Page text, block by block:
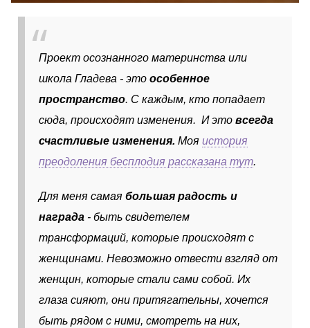
Проект осознанного материнства или
школа Гладева - это особенное
пространство. С каждым, кто попадает
сюда, происходят изменения. И это всегда
счастливые изменения. Моя история
преодоления бесплодия рассказана тут.
Для меня самая большая радость и
награда - быть свидетелем
трансформаций, которые происходят с
женщинами. Невозможно отвести взгляд от
женщин, которые стали сами собой. Их
глаза сияют, они притягательны, хочется
быть рядом с ними, смотреть на них,